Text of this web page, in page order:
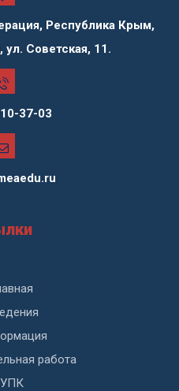
Республика Крым,
ул. Советская, 11.
37-03
работа
УПК